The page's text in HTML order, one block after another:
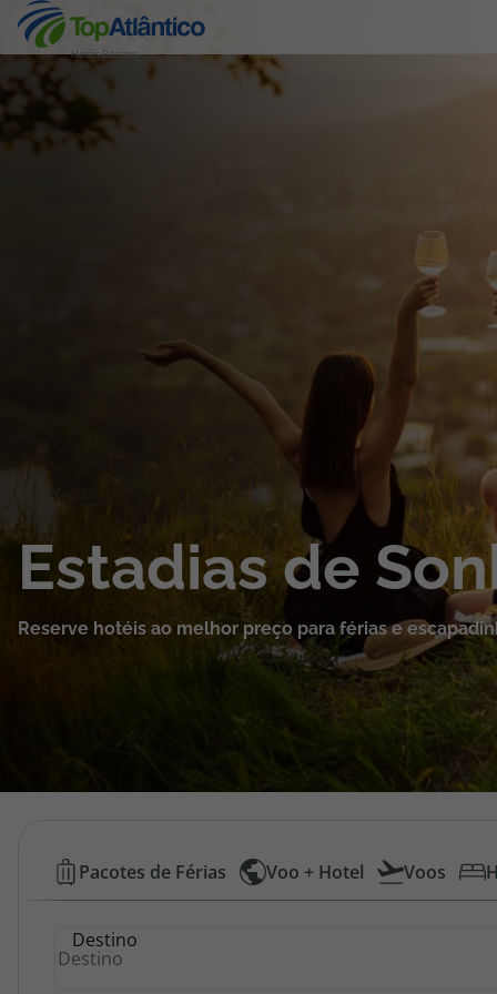
Hotéis Baratos
Destinos
Pacotes de Férias
Cruzeiros
Promoções
Área de Cliente
Estadias de
Reserve hotéis ao melhor preço para férias e
Hotéis
Baratos
Pacotes de Férias Voo + Hotel Voos
Destino